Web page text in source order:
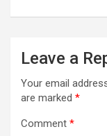
Leave a
Your email
are marked *
Comment *